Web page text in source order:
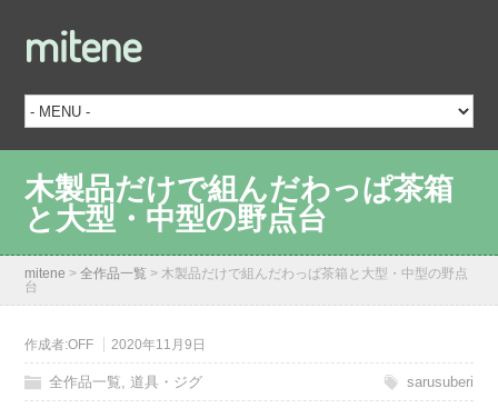
mitene
木製品だけで組んだわっぱ茶箱
と大型・中型の野点台
mitene >全作品一覧 >木製品だけで組んだわっぱ茶箱と大型・中型の野点
台
作成者:OFF 2020年11月9日
全作品一覧, 道具・ジグ sarusuberi